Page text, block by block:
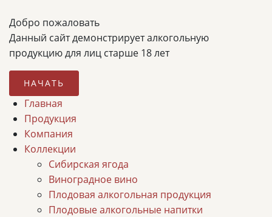
Добро пожаловать
Данный сайт демонстрирует алкогольную
продукцию для лиц старше 18 лет
НАЧАТЬ
Главная
Продукция
Компания
Коллекции
Сибирская ягода
Виноградное вино
Плодовая алкогольная продукция
Плодовые алкогольные напитки